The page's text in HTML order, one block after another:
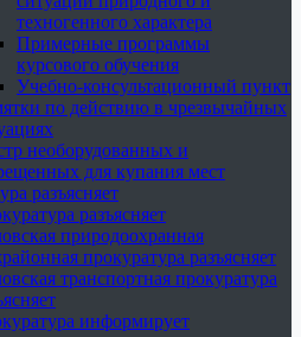
техногенного характера
Примерные программы
курсового обучения
Учебно-консультационный пункт
по действию в чрезвычайных
необорудованных и
для купания мест
разъясняет
разъясняет
природоохранная
прокуратура разъясняет
транспортная прокуратура
информирует